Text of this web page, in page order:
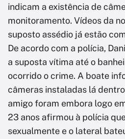
indicam a existência de
monitoramento. Vídeos da
suposto assédio já estão
De acordo com a polícia,
a suposta vítima até o
ocorrido o crime. A boate
câmeras instaladas lá
amigo foram embora logo
23 anos afirmou à polícia
sexualmente e o lateral